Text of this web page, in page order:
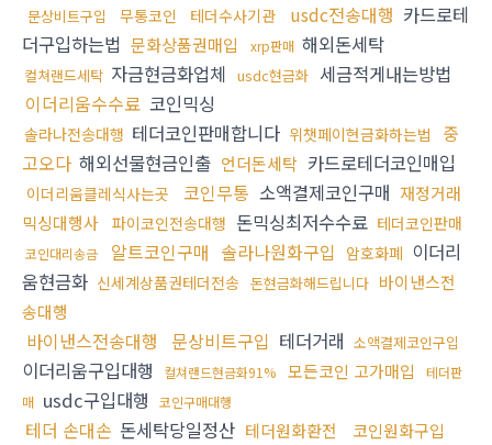
문상비트구입 무통코인 테더수사기관 usdc전송대행 카드로테
더구입하는법 문화상품권매입 xrp판매 해외돈세탁
컬쳐랜드세탁 자금현금화업체 usdc현금화 세금적게내는방법
이더리움수수료 코인믹싱
솔라나전송대행 테더코인판매합니다 위챗페이현금화하는법
중
고오다 해외선물현금인출 언더돈세탁 카드로테더코인매입
이더리움클레식사는곳 코인무통 소액결제코인구매 재정거래
믹싱대행사 파이코인전송대행 돈믹싱최저수수료 테더코인판매
코인대리송금 알트코인구매 솔라나원화구입 암호화폐 이더리
움현금화 신세계상품권테더전송 돈현금화해드립니다 바이낸스전
송대행
바이낸스전송대행 문상비트구입 테더거래 소액결제코인구입
이더리움구입대행 컬쳐랜드현금화91% 모든코인 고가매입
테더판
매 usdc구입대행 코인구매대행
테더 손대손 돈세탁당일정산 테더원화환전 코인원화구입